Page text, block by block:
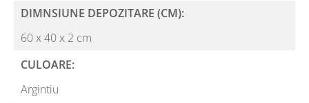
DIMNSIUNE DEPOZITARE (CM):
60 x 40 x 2 cm
CULOARE:
Argintiu